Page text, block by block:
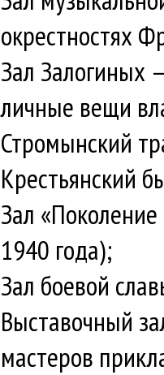
окрестностях
Зал Залогиных
личные вещи
Стромынский
Крестьянский
Зал
1940 года);
Зал боевой
Выставочный
мастеров